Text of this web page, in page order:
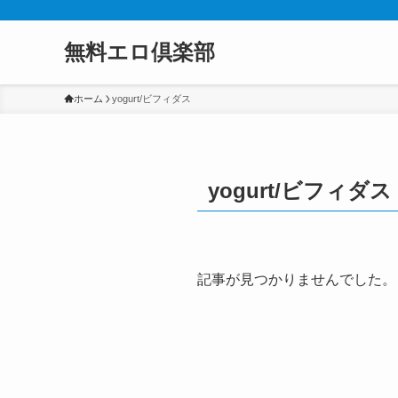
無料エロ倶楽部
ホーム yogurt/ビフィダス
yogurt/ビフィダス
記事が見つかりませんでした。